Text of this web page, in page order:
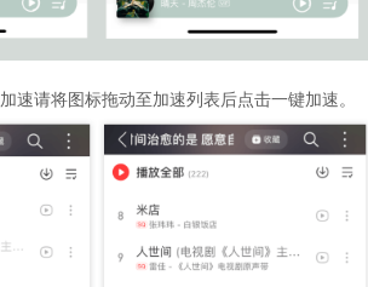
请将图标拖动至加速列表后点击一键加速。